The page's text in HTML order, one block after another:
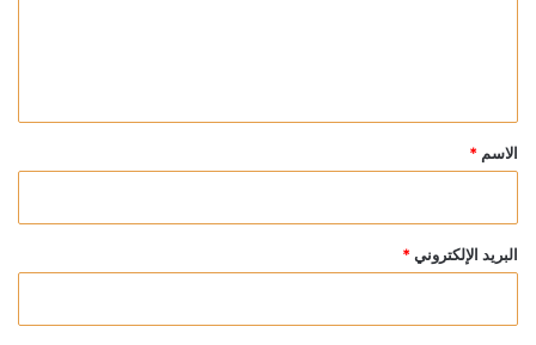
*
الاسم *
البريد الإلكتروني *